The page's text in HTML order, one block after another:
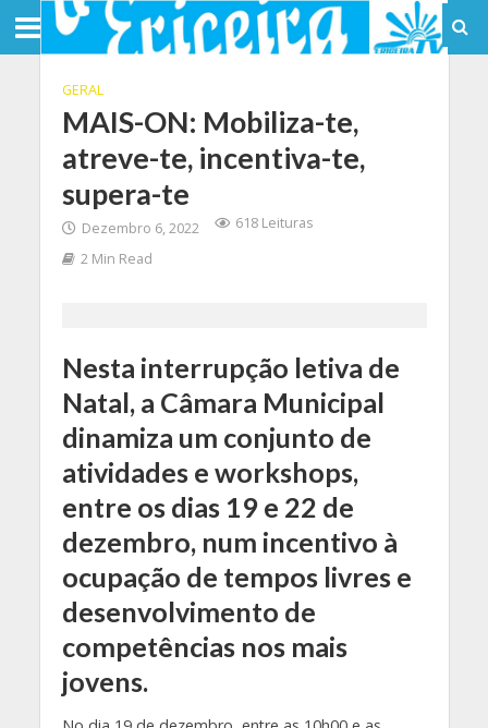
GERAL
MAIS-ON: Mobiliza-te,
atreve-te, incentiva-te,
supera-te
Dezembro 6, 2022
618 Leituras
2 Min Read
Nesta interrupção letiva de
Natal, a Câmara Municipal
dinamiza um conjunto de
atividades e workshops,
entre os dias 19 e 22 de
dezembro, num incentivo à
ocupação de tempos livres e
desenvolvimento de
competências nos mais
jovens.